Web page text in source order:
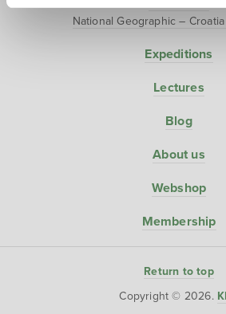
National Geographic –
Expeditions
Lectures
Blog
About us
Webshop
Membership
Return to top
Copyright © 2026.